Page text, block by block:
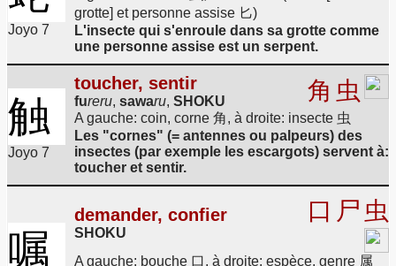
Joyo 7
grotte] et personne assise 匕)
L'insecte qui s'enroule dans sa grotte comme
une personne assise est un serpent.
触
Joyo 7
toucher, sentir
fureru, sawaru, SHOKU 角 虫
A gauche: coin, corne 角, à droite: insecte 虫
Les "cornes" (= antennes ou palpeurs) des
insectes (par exemple les escargots) servent à:
toucher et sentir.
嘱
demander, confier
SHOKU
口 尸 虫
A gauche: bouche 口, à droite: espèce, genre 属